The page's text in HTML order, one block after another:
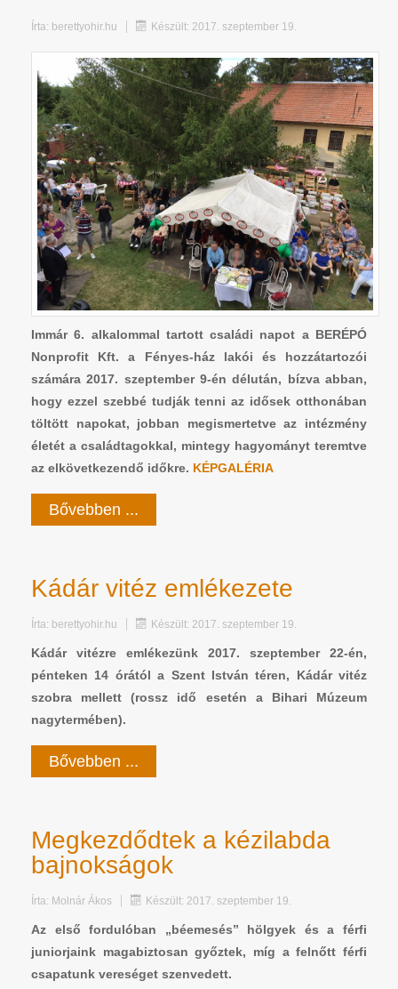
Írta: berettyohir.hu Készült: 2017. szeptember 19.
Immár 6. alkalommal tartott családi napot a BERÉPÓ
Nonprofit Kft. a Fényes-ház lakói és hozzátartozói
számára 2017. szeptember 9-én délután, bízva abban,
hogy ezzel szebbé tudják tenni az idősek otthonában
töltött napokat, jobban megismertetve az intézmény
életét a családtagokkal, mintegy hagyományt teremtve
az elkövetkezendő időkre. KÉPGALÉRIA
Bővebben ...
Kádár vitéz emlékezete
Írta: berettyohir.hu Készült: 2017. szeptember 19.
Kádár vitézre emlékezünk 2017. szeptember 22-én,
pénteken 14 órától a Szent István téren, Kádár vitéz
szobra mellett (rossz idő esetén a Bihari Múzeum
nagytermében).
Bővebben ...
Megkezdődtek a kézilabda
bajnokságok
Írta: Molnár Ákos Készült: 2017. szeptember 19.
Az első fordulóban „béemesés” hölgyek és a férfi
juniorjaink magabiztosan győztek, míg a felnőtt férfi
csapatunk vereséget szenvedett.